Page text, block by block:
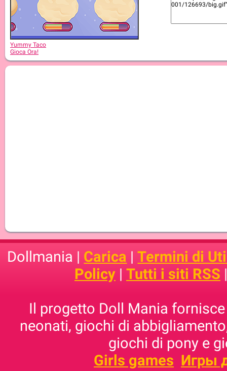
Yummy Taco
Gioca Ora!
Dollmania | Carica |Termini di
Policy | Tutti i siti RSS
Il progetto Doll Mania
neonati, giochi di
giochi di pony e
Girls games Игры